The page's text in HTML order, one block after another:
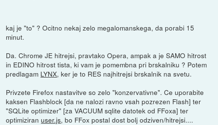
kaj je "to" ? Ocitno nekaj zelo megalomanskega, da porabi 15
minut.
Da. Chrome JE hitrejsi, pravtako Opera, ampak a je SAMO hitrost
in EDINO hitrost tista, ki vam je pomembna pri brskalniku ? Potem
predlagam LYNX, ker je to RES najhitrejsi brskalnik na svetu.
Privzete Firefox nastavitve so zelo "konzervativne". Ce uporabite
kaksen Flashblock [da ne nalozi ravno vsah pozrezen Flash] ter
"SQLite optimizer" [za VACUUM sqlite datotek od FFoxa] ter
optimiziranuser.js, bo FFox postal dost bolj odziven/hitrejsi....